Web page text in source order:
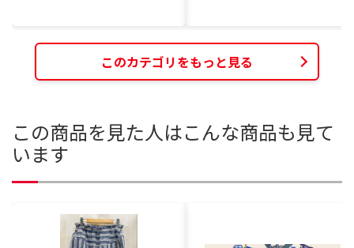
このカテゴリをもっと見る
この商品を見た人はこんな商品も見て
います